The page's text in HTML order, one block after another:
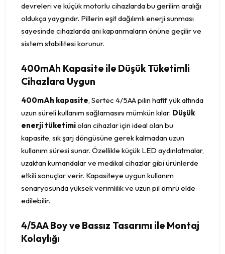
devreleri ve küçük motorlu cihazlarda bu gerilim aralığı
oldukça yaygındır. Pillerin eşit dağılımlı enerji sunması
sayesinde cihazlarda ani kapanmaların önüne geçilir ve
sistem stabilitesi korunur.
400mAh Kapasite ile Düşük Tüketimli
Cihazlara Uygun
400mAh kapasite, Sertec 4/5AA pilin hafif yük altında
uzun süreli kullanım sağlamasını mümkün kılar. Düşük
enerji tüketimiolan cihazlar için ideal olan bu
kapasite, sık şarj döngüsüne gerek kalmadan uzun
kullanım süresi sunar. Özellikle küçük LED aydınlatmalar,
uzaktan kumandalar ve medikal cihazlar gibi ürünlerde
etkili sonuçlar verir. Kapasiteye uygun kullanım
senaryosunda yüksek verimlilik ve uzun pil ömrü elde
edilebilir.
4/5AA Boy ve Bassız Tasarımı ile Montaj
Kolaylığı